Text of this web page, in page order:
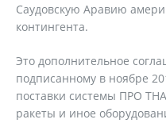
Саудовскую Аравию
контингента.
Это дополнительное
подписанному в ноябре
поставки системы ПРО
ракеты и иное